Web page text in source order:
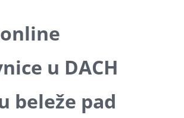
u DACH
beleže pad